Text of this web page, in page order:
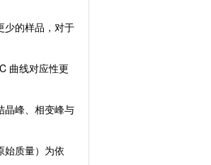
少的样品，对于
曲线对应性更
晶峰、相变峰与
始质量）为依